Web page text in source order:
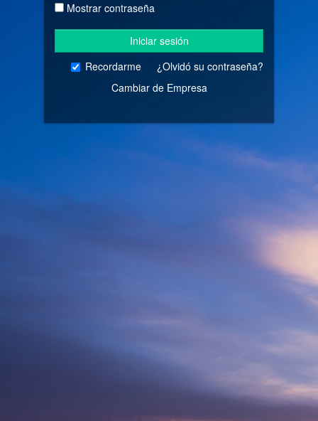
Mostrar contraseña
Iniciar sesión
Recordarme
¿Olvidó su contraseña?
Cambiar de Empresa